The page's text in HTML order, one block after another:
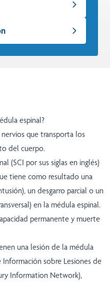
espinal?
que transporta los
del cuerpo.
(SCI por sus siglas en inglés)
tiene como resultado una
un desgarro parcial o un
en la médula espinal.
permanente y muerte
una lesión de la médula
sobre Lesiones de
Information Network),